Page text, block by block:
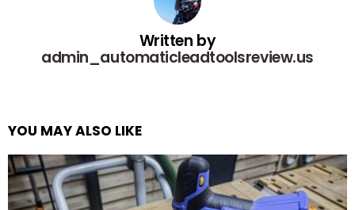
Written by
admin_automaticleadtoolsreview.us
YOU MAY ALSO LIKE